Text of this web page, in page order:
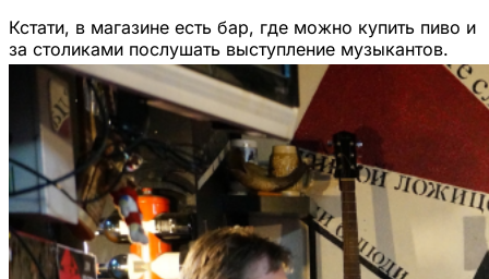
Кстати, в магазине есть бар, где можно купить пиво и
за столиками послушать выступление музыкантов.